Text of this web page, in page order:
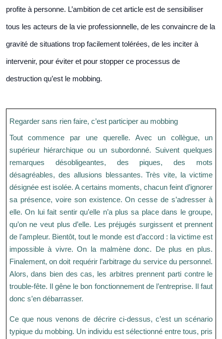
profite à personne. L’ambition de cet article est de sensibiliser
tous les acteurs de la vie professionnelle, de les convaincre de la
gravité de situations trop facilement tolérées, de les inciter à
intervenir, pour éviter et pour stopper ce processus de
destruction qu’est le mobbing.
Regarder sans rien faire, c’est participer au mobbing
Tout commence par une querelle. Avec un collègue, un
supérieur hiérarchique ou un subordonné. Suivent quelques
remarques désobligeantes, des piques, des mots
désagréables, des allusions blessantes. Très vite, la victime
désignée est isolée. A certains moments, chacun feint d’ignorer
sa présence, voire son existence. On cesse de s’adresser à
elle. On lui fait sentir qu’elle n’a plus sa place dans le groupe,
qu’on ne veut plus d’elle. Les préjugés surgissent et prennent
de l’ampleur. Bientôt, tout le monde est d’accord : la victime est
impossible à vivre. On la malmène donc. De plus en plus.
Finalement, on doit requérir l’arbitrage du service du personnel.
Alors, dans bien des cas, les arbitres prennent parti contre le
trouble-fête. Il gêne le bon fonctionnement de l’entreprise. Il faut
donc s’en débarrasser.
Ce que nous venons de décrire ci-dessus, c’est un scénario
typique du mobbing. Un individu est sélectionné entre tous, pris